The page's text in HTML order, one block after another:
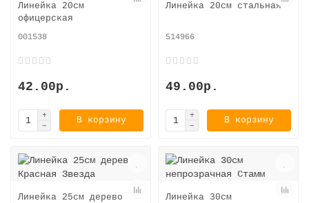
Линейка 20см
офицерская
001538
42.00р.
В корзину
Линейка 20см стальная
514966
49.00р.
В корзину
Линейка 25см дерево
Линейка 30см